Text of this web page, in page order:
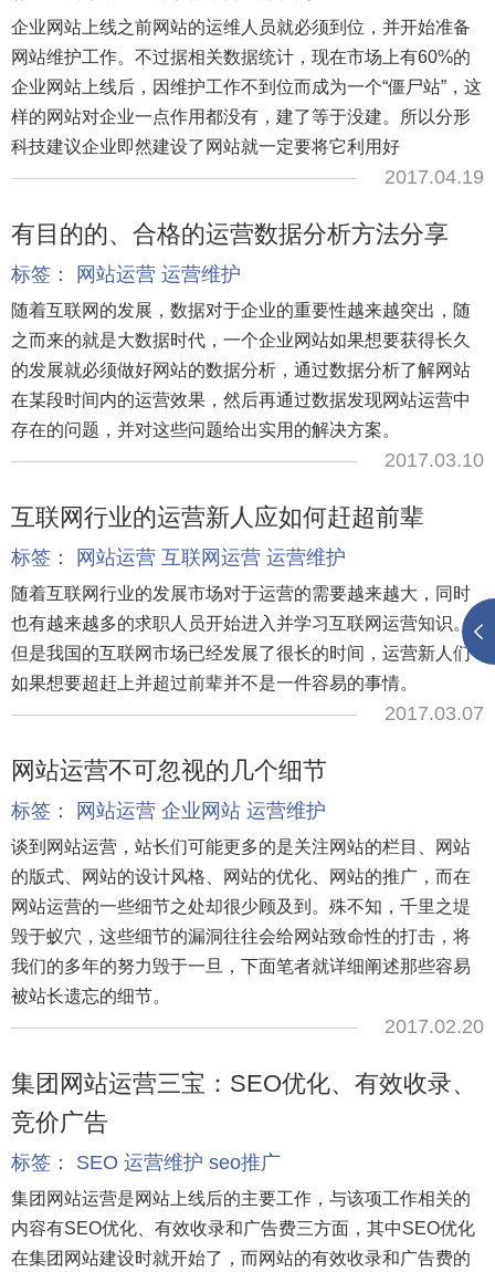
企业网站上线之前网站的运维人员就必须到位，并开始准备
网站维护工作。不过据相关数据统计，现在市场上有60%的
企业网站上线后，因维护工作不到位而成为一个“僵尸站”，这
样的网站对企业一点作用都没有，建了等于没建。所以分形
科技建议企业即然建设了网站就一定要将它利用好
2017.04.19
有目的的、合格的运营数据分析方法分享
标签： 网站运营 运营维护
随着互联网的发展，数据对于企业的重要性越来越突出，随
之而来的就是大数据时代，一个企业网站如果想要获得长久
的发展就必须做好网站的数据分析，通过数据分析了解网站
在某段时间内的运营效果，然后再通过数据发现网站运营中
存在的问题，并对这些问题给出实用的解决方案。
2017.03.10
互联网行业的运营新人应如何赶超前辈
标签： 网站运营 互联网运营 运营维护
随着互联网行业的发展市场对于运营的需要越来越大，同时
也有越来越多的求职人员开始进入并学习互联网运营知识。
但是我国的互联网市场已经发展了很长的时间，运营新人们
如果想要超赶上并超过前辈并不是一件容易的事情。
2017.03.07
网站运营不可忽视的几个细节
标签： 网站运营 企业网站 运营维护
谈到网站运营，站长们可能更多的是关注网站的栏目、网站
的版式、网站的设计风格、网站的优化、网站的推广，而在
网站运营的一些细节之处却很少顾及到。殊不知，千里之堤
毁于蚁穴，这些细节的漏洞往往会给网站致命性的打击，将
我们的多年的努力毁于一旦，下面笔者就详细阐述那些容易
被站长遗忘的细节。
2017.02.20
集团网站运营三宝：SEO优化、有效收录、
竞价广告
标签： SEO 运营维护 seo推广
集团网站运营是网站上线后的主要工作，与该项工作相关的
内容有SEO优化、有效收录和广告费三方面，其中SEO优化
在集团网站建设时就开始了，而网站的有效收录和广告费的